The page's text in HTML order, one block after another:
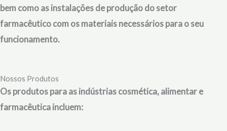
bem como as instalações de produção do setor
farmacêutico com os materiais necessários para o seu
funcionamento.
Nossos Produtos
Os produtos para as indústrias cosmética, alimentar e
farmacêutica incluem: